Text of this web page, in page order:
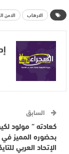
الارهاب الامن
السابق
كعادته ” مولود
بحضوره المميز في
الإتحاد العربي